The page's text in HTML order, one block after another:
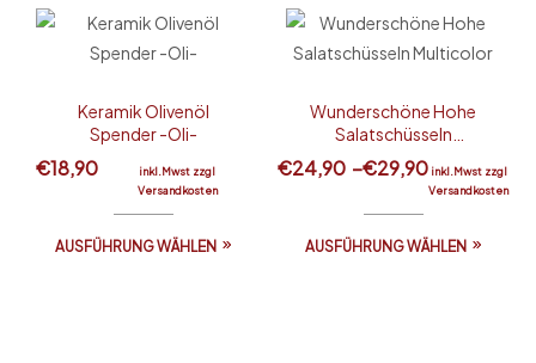
Keramik Olivenöl
Spender -Oli-
€18,90
inkl.Mwst zzgl
Versandkosten
AUSFÜHRUNG WÄHLEN
Wunderschöne Hohe
Salatschüsseln
Multicolor
€24,90 –€29,90 inkl.Mwst zzgl
Versandkosten
AUSFÜHRUNG WÄHLEN